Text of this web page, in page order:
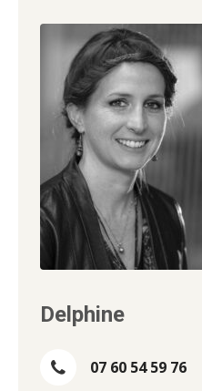
Delphine
07 60 54 59 76